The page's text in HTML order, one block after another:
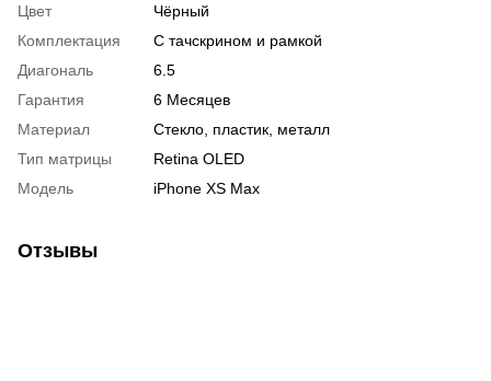
Цвет
Чёрный
Комплектация
С тачскрином и рамкой
Диагональ
6.5
Гарантия
6 Месяцев
Материал
Стекло, пластик, металл
Тип матрицы
Retina OLED
Модель
iPhone XS Max
Отзывы